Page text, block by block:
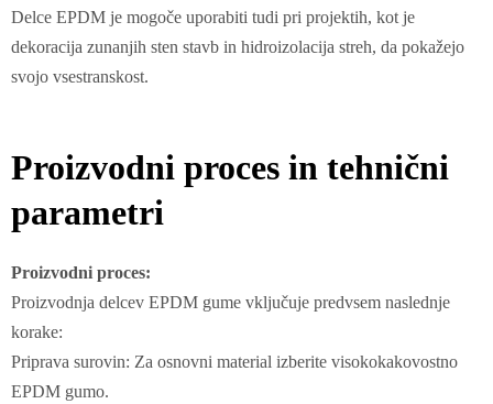
Delce EPDM je mogoče uporabiti tudi pri projektih, kot je
dekoracija zunanjih sten stavb in hidroizolacija streh, da pokažejo
svojo vsestranskost.
Proizvodni proces in tehnični
parametri
Proizvodni proces:
Proizvodnja delcev EPDM gume vključuje predvsem naslednje
korake:
Priprava surovin: Za osnovni material izberite visokokakovostno
EPDM gumo.